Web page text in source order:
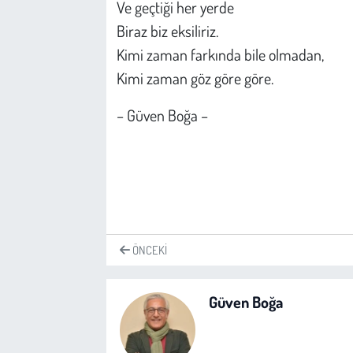
Ve geçtiği her yerde
Biraz biz eksiliriz.
Kimi zaman farkında bile olmadan,
Kimi zaman göz göre göre.
– Güven Boğa –
ÖNCEKI
Güven Boğa